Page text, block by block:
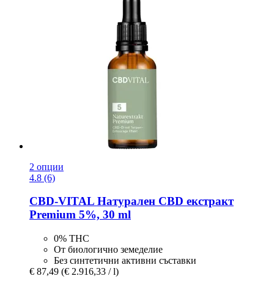
2 опции
4.8 (6)
CBD-VITAL Натурален CBD екстракт
Premium 5%, 30 ml
0% ТНС
От биологично земеделие
Без синтетични активни съставки
€ 87,49 (€ 2.916,33 / l)